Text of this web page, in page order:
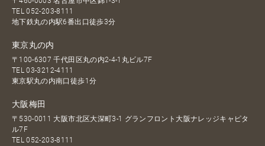
TEL052-203-8111
地下鉄丸の内駅6番出口徒歩3分
東京丸の内
〒100-6307 千代田区丸の内2-4-1丸ビル7F
TEL03-3212-4111
東京駅丸の内南口徒歩1分
大阪梅田
〒530-0011 大阪市北区大深町3-1 グランフロント大阪ナレッジキャピタ
ル7F
TEL052-203-8111